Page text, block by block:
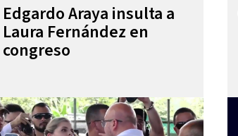
Edgardo Araya insulta a
Laura Fernández en
congreso